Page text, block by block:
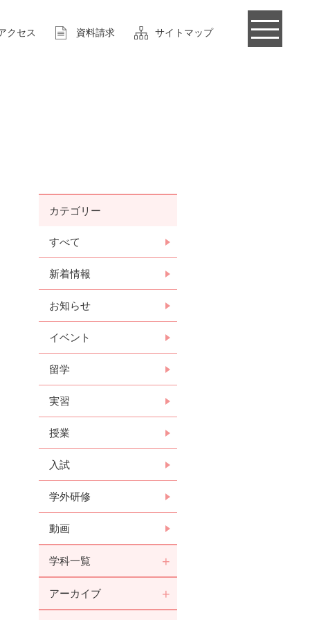
クセス 資料請求 サイトマップ
カテゴリー
すべて
新着情報
お知らせ
イベント
留学
実習
授業
入試
学外研修
動画
学科一覧
アーカイブ